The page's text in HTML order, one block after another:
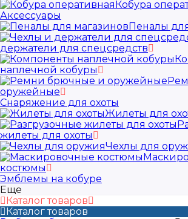
Кобура
Аксессуары
Пеналы
держатели для спецсредств
наплечной кобуры
оружейные
Снаряжение для охоты
Жилеты для
жилеты для охоты
Чехлы для
костюмы
Эмблемы на кобуре
Еще
Каталог товаров
Каталог товаров